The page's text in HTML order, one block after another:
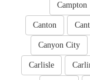
Campton
Canton
Canyon City
Carlisle